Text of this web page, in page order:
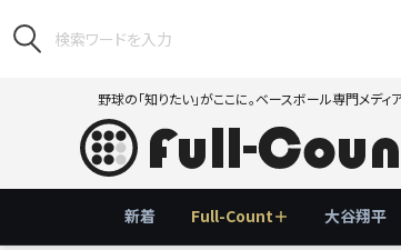
野球の「知りたい」がここに。ベースボール専門メディ
新着 Full-Count＋ 大谷翔平